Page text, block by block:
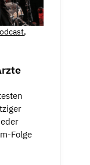
,
Folge